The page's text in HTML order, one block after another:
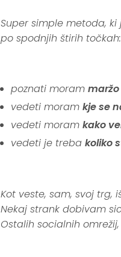
Super simple metoda,
po spodnjih štirih točkah:
poznati moram
vedeti moramkje se
vedeti moramkako
vedeti je trebakoliko
Kot veste, sam, svoj
Nekaj strank dobivam
Ostalih socialnih